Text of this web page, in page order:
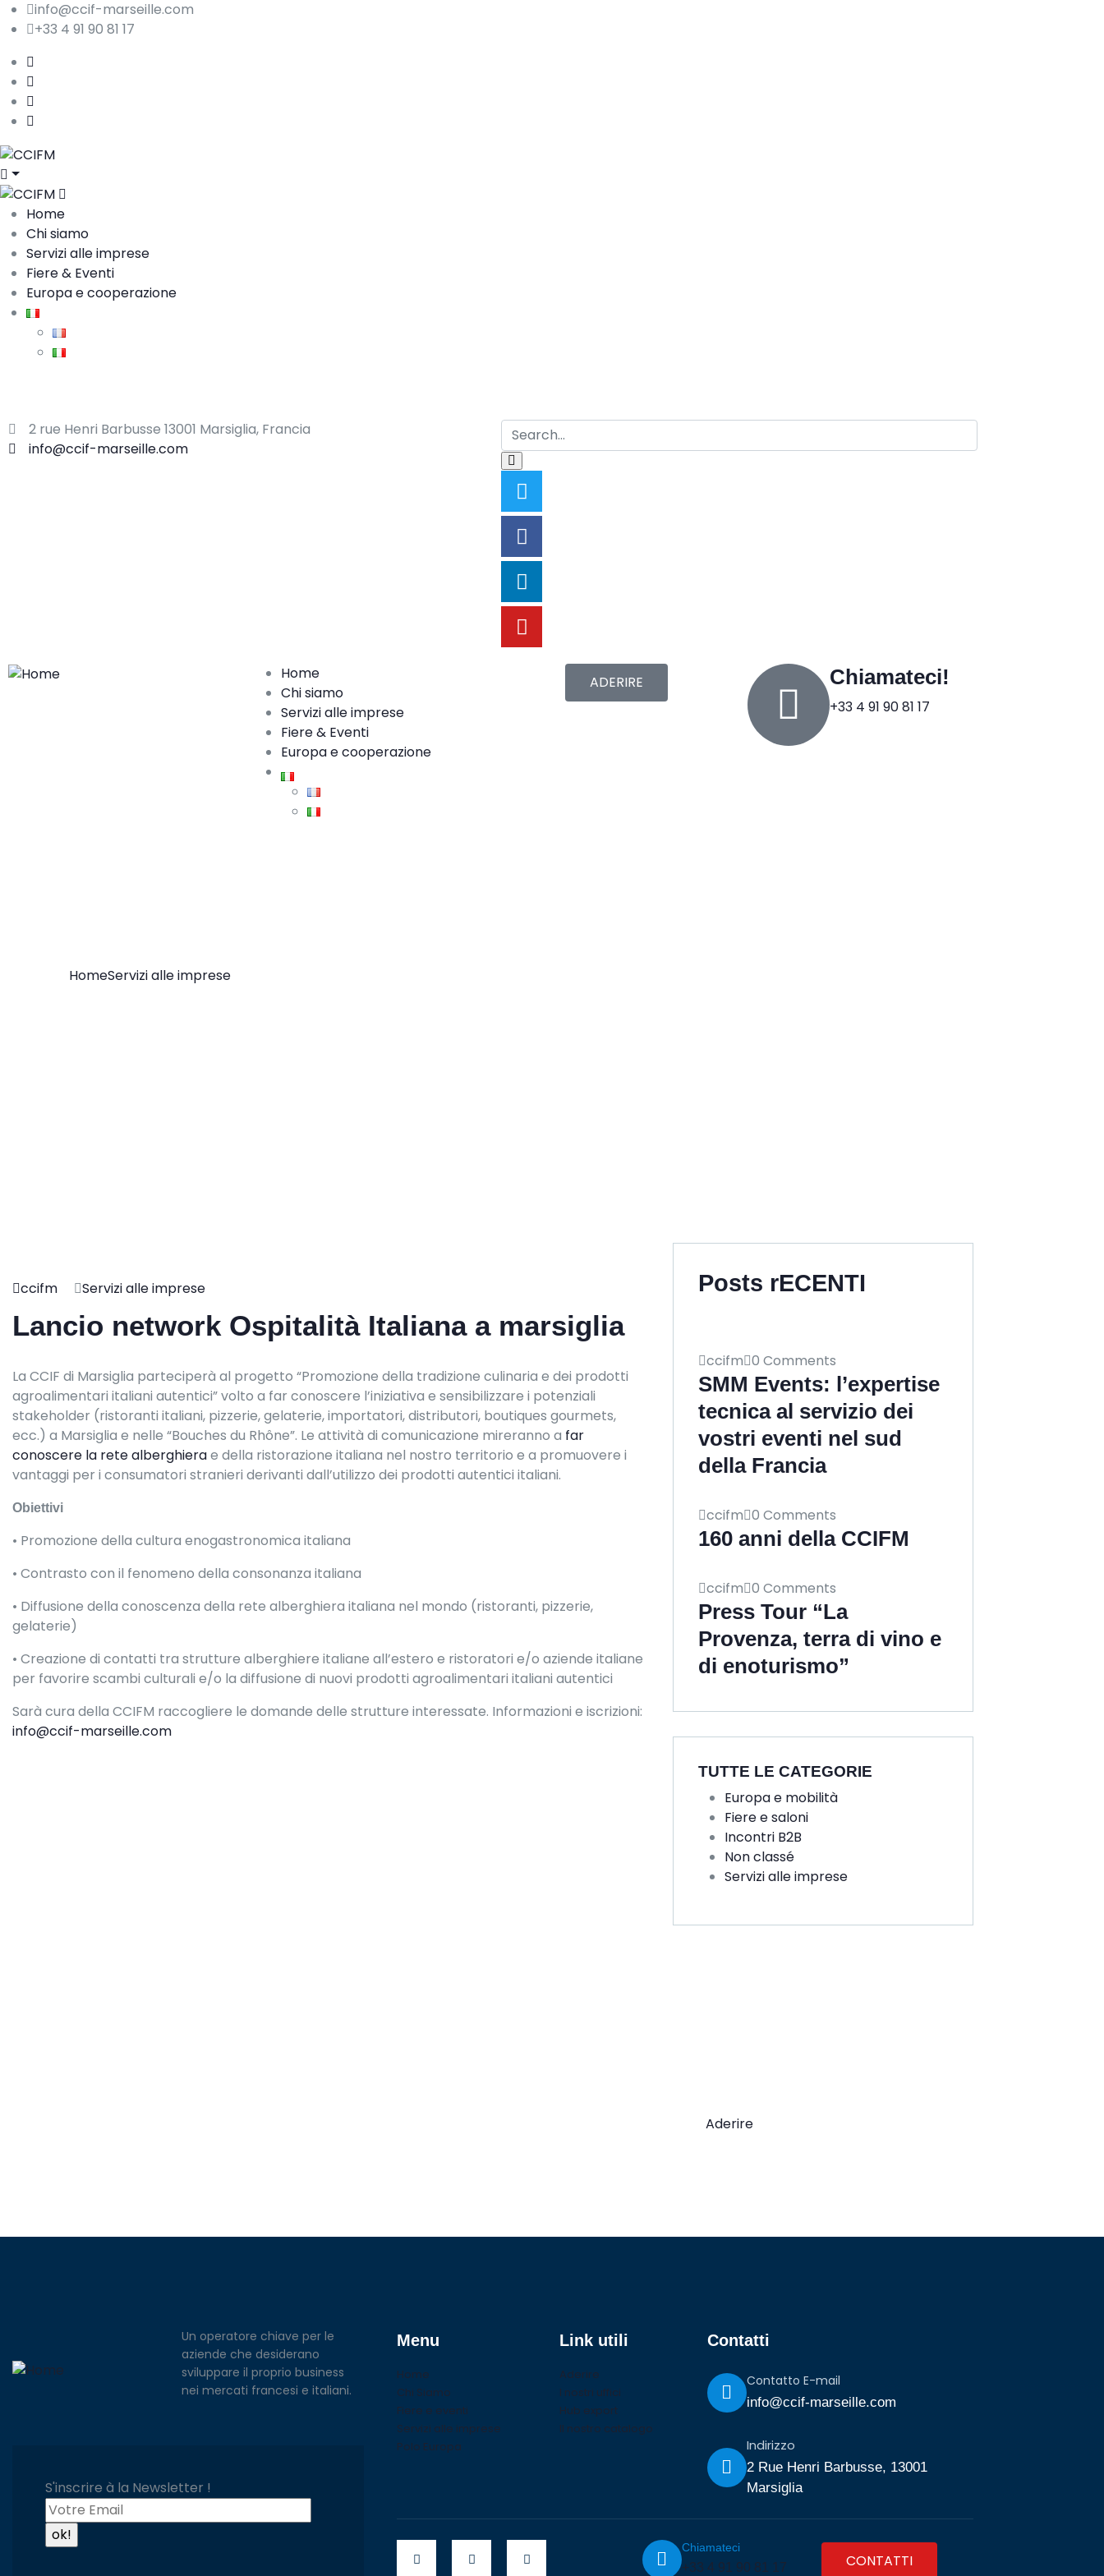
info@ccif-marseille.com
+33 4 91 90 81 17
Home
Chi siamo
Servizi alle imprese
Fiere & Eventi
Europa e cooperazione
2 rue Henri Barbusse 13001 Marsiglia, Francia
info@ccif-marseille.com
Home
Chi siamo
Servizi alle imprese
Fiere & Eventi
Europa e cooperazione
ADERIRE Chiamateci!
+33 4 91 90 81 17
HomeServizi alle imprese
ccifm Servizi alle imprese
Lancio network Ospitalità Italiana a marsiglia
La CCIF di Marsiglia parteciperà al progetto “Promozione della tradizione culinaria e dei prodotti
agroalimentari italiani autentici” volto a far conoscere l’iniziativa e sensibilizzare i potenziali
stakeholder (ristoranti italiani, pizzerie, gelaterie, importatori, distributori, boutiques gourmets,
ecc.) a Marsiglia e nelle “Bouches du Rhône”. Le attività di comunicazione mireranno a far
conoscere la rete alberghierae della ristorazione italiana nel nostro territorio e a promuovere i
vantaggi per i consumatori stranieri derivanti dall’utilizzo dei prodotti autentici italiani.
Obiettivi
• Promozione della cultura enogastronomica italiana
• Contrasto con il fenomeno della consonanza italiana
• Diffusione della conoscenza della rete alberghiera italiana nel mondo (ristoranti, pizzerie,
gelaterie)
• Creazione di contatti tra strutture alberghiere italiane all’estero e ristoratori e/o aziende italiane
per favorire scambi culturali e/o la diffusione di nuovi prodotti agroalimentari italiani autentici
Sarà cura della CCIFM raccogliere le domande delle strutture interessate. Informazioni e iscrizioni:
info@ccif-marseille.com
Posts rECENTI
ccifm 0 Comments
SMM Events: l’expertise
tecnica al servizio dei
vostri eventi nel sud
della Francia
ccifm 0 Comments
160 anni della CCIFM
ccifm 0 Comments
Press Tour “La
Provenza, terra di vino e
di enoturismo”
TUTTE LE CATEGORIE
Europa e mobilità
Fiere e saloni
Incontri B2B
Non classé
Servizi alle imprese
Aderire
Un operatore chiave per le
aziende che desiderano
sviluppare il proprio business
nei mercati francesi e italiani.
S'inscrire à la Newsletter !
Menu
Home
Chi Siamo
Fiere e eventi
Servizi alle imprese
Polo Europa
Link utili
Aderire
I nostri uffici
Hub export
Il nostro catalogo
Contatti
Contatto E-mail
info@ccif-marseille.com
Indirizzo
2 Rue Henri Barbusse, 13001
Marsiglia
Chiamateci
+33 4 91 90 81 17 CONTATTI